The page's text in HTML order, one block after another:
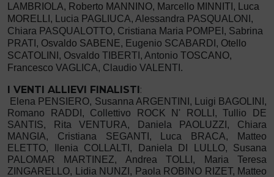
LAMBRIOLA, Roberto MANNINO, Marcello MINNITI, Luca
MORELLI, Lucia PAGLIUCA, Alessandra PASQUALONI,
Chiara PASQUALOTTO, Cristiana Maria POMPEI, Sabrina
PRATI, Osvaldo SABENE, Eugenio SCABARDI, Otello
SCATOLINI, Osvaldo TIBERTI, Antonio TOSCANO,
Francesco VAGLICA, Claudio VALENTI.
I VENTI ALLIEVI FINALISTI:
Elena PENSIERO, Susanna ARGENTINI, Luigi BAGOLINI,
Romano RADDI, Collettivo ROCK N' ROLLI, Tullio DE
SANTIS, Rita VENTURA, Daniela PAOLUZZI, Chiara
MANGIA, Cristiana SEGANTI, Luca BRACA, Matteo
ELETTO, Ilenia COLLALTI, Daniela DI LULLO, Susana
PALOMAR MARTINEZ, Andrea TOLLI, Maria Teresa
ZINGARELLO, Lidia NUNZI, Paola ROBINO RIZET, Matteo